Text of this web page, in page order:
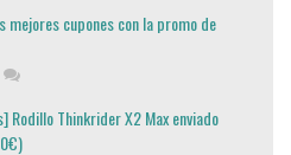
mejores cupones con la promo de
Rodillo Thinkrider X2 Max enviado